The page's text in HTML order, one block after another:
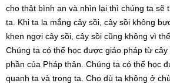
cho thật bình an và nhìn lại thì chúng ta sẽ
ta. Khi ta la mắng cây sồi, cây sồi không
khen ngợi cây sồi, cây sồi cũng không vì
Chúng ta có thể học được giáo pháp từ cây
phần của Pháp thân. Chúng ta có thể học
quanh ta và trong ta. Cho dù ta không ở